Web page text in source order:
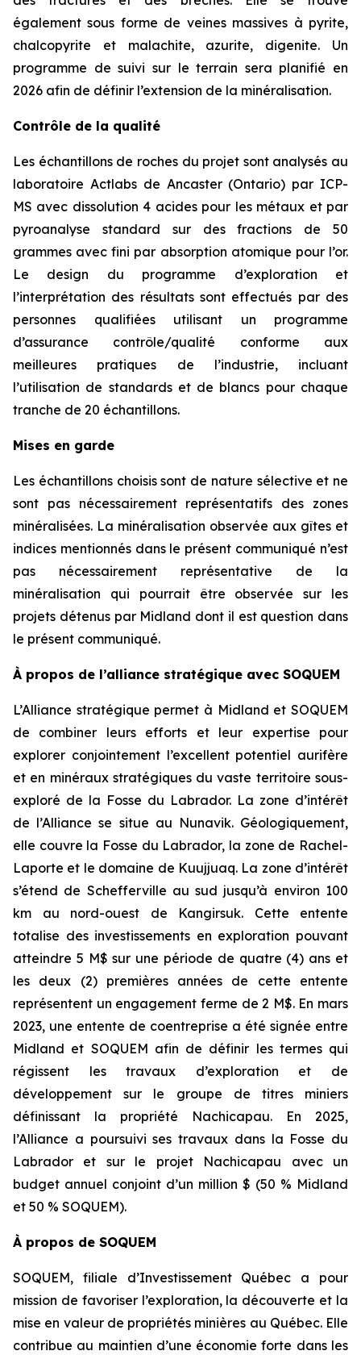
également sous forme de veines massives à pyrite,
chalcopyrite et malachite, azurite, digenite. Un
programme de suivi sur le terrain sera planifié en
2026 afin de définir l’extension de la minéralisation.
Contrôle de la qualité
Les échantillons de roches du projet sont analysés au
laboratoire Actlabs de Ancaster (Ontario) par ICP-
MS avec dissolution 4 acides pour les métaux et par
pyroanalyse standard sur des fractions de 50
grammes avec fini par absorption atomique pour l’or.
Le design du programme d’exploration et
l’interprétation des résultats sont effectués par des
personnes qualifiées utilisant un programme
d’assurance contrôle/qualité conforme aux
meilleures pratiques de l’industrie, incluant
l’utilisation de standards et de blancs pour chaque
tranche de 20 échantillons.
Mises en garde
Les échantillons choisis sont de nature sélective et ne
sont pas nécessairement représentatifs des zones
minéralisées. La minéralisation observée aux gîtes et
indices mentionnés dans le présent communiqué n’est
pas nécessairement représentative de la
minéralisation qui pourrait être observée sur les
projets détenus par Midland dont il est question dans
le présent communiqué.
À propos de l’alliance stratégique avec SOQUEM
L’Alliance stratégique permet à Midland et SOQUEM
de combiner leurs efforts et leur expertise pour
explorer conjointement l’excellent potentiel aurifère
et en minéraux stratégiques du vaste territoire sous-
exploré de la Fosse du Labrador. La zone d’intérêt
de l’Alliance se situe au Nunavik. Géologiquement,
elle couvre la Fosse du Labrador, la zone de Rachel-
Laporte et le domaine de Kuujjuaq. La zone d’intérêt
s’étend de Schefferville au sud jusqu’à environ 100
km au nord-ouest de Kangirsuk. Cette entente
totalise des investissements en exploration pouvant
atteindre 5 M$ sur une période de quatre (4) ans et
les deux (2) premières années de cette entente
représentent un engagement ferme de 2 M$. En mars
2023, une entente de coentreprise a été signée entre
Midland et SOQUEM afin de définir les termes qui
régissent les travaux d’exploration et de
développement sur le groupe de titres miniers
définissant la propriété Nachicapau. En 2025,
l’Alliance a poursuivi ses travaux dans la Fosse du
Labrador et sur le projet Nachicapau avec un
budget annuel conjoint d’un million $ (50 % Midland
et 50 % SOQUEM).
À propos de SOQUEM
SOQUEM, filiale d’Investissement Québec a pour
mission de favoriser l’exploration, la découverte et la
mise en valeur de propriétés minières au Québec. Elle
contribue au maintien d’une économie forte dans les